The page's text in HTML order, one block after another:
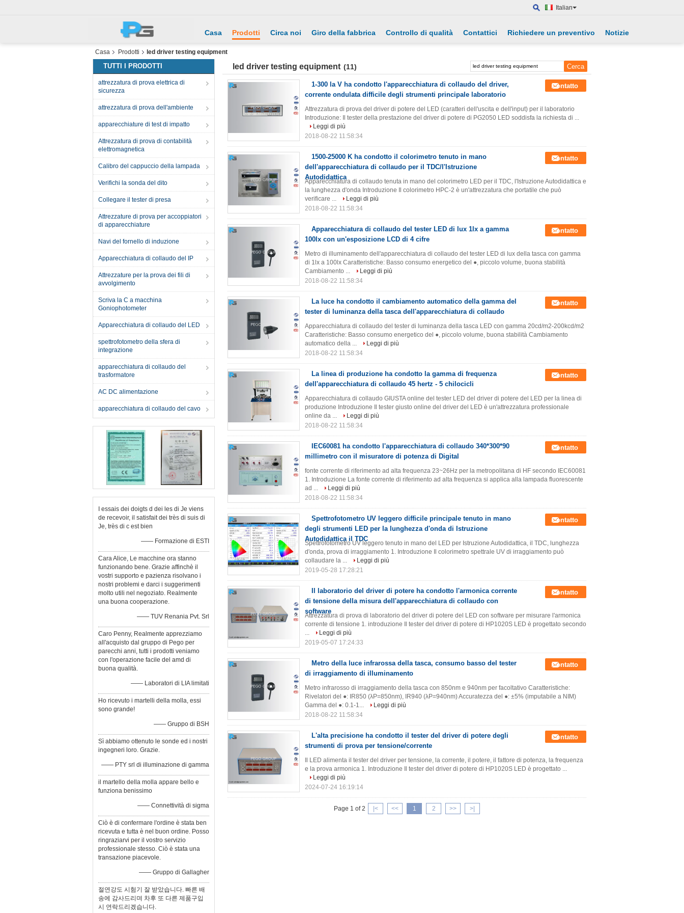
Italian
Casa Prodotti Circa noi Giro della fabbrica Controllo di qualità Contattici Richiedere un preventivo Notizie
Casa Prodotti led driver testing equipment
TUTTI I PRODOTTI
attrezzatura di prova elettrica di
sicurezza
attrezzatura di prova dell'ambiente
apparecchiature di test di impatto
Attrezzatura di prova di contabilità
elettromagnetica
Calibro del cappuccio della lampada
Verifichi la sonda del dito
Collegare il tester di presa
Attrezzature di prova per accoppiatori
di apparecchiature
Navi del fornello di induzione
Apparecchiatura di collaudo del IP
Attrezzature per la prova dei fili di
avvolgimento
Scriva la C a macchina
Goniophotometer
Apparecchiatura di collaudo del LED
spettrofotometro della sfera di
integrazione
apparecchiatura di collaudo del
trasformatore
AC DC alimentazione
apparecchiatura di collaudo del cavo
I essais dei doigts d dei les di Je viens
de recevoir, il satisfait dei très di suis di
Je, très di c est bien
—— Formazione di ESTI
Cara Alice, Le macchine ora stanno
funzionando bene. Grazie affinchè il
vostri supporto e pazienza risolvano i
nostri problemi e darci i suggerimenti
molto utili nel negoziato. Realmente
una buona cooperazione.
—— TUV Renania Pvt. Srl
Caro Penny, Realmente apprezziamo
all'acquisto dal gruppo di Pego per
parecchi anni, tutti i prodotti veniamo
con l'operazione facile del amd di
buona qualità.
—— Laboratori di LIA limitati
Ho ricevuto i martelli della molla, essi
sono grande!
—— Gruppo di BSH
Sì abbiamo ottenuto le sonde ed i nostri
ingegneri loro. Grazie.
—— PTY srl di illuminazione di gamma
il martello della molla appare bello e
funziona benissimo
—— Connettività di sigma
Ciò è di confermare l'ordine è stata ben
ricevuta e tutta è nel buon ordine. Posso
ringraziarvi per il vostro servizio
professionale stesso. Ciò è stata una
transazione piacevole.
—— Gruppo di Gallagher
절연강도 시험기 잘 받았습니다. 빠른 배
송에 감사드리며 차후 또 다른 제품구입
시 연락드리겠습니다.
led driver testing equipment (11)
1-300 la V ha condotto l'apparecchiatura di collaudo del driver,
corrente ondulata difficile degli strumenti principale laboratorio
Contatto
Attrezzatura di prova del driver di potere del LED (caratteri dell'uscita e dell'input) per il laboratorio
Introduzione: Il tester della prestazione del driver di potere di PG2050 LED soddisfa la richiesta di ...
Leggi di più
2018-08-22 11:58:34
1500-25000 K ha condotto il colorimetro tenuto in mano
dell'apparecchiatura di collaudo per il TDC/l'Istruzione
Autodidattica
Contatto
Apparecchiatura di collaudo tenuta in mano del colorimetro LED per il TDC, l'Istruzione Autodidattica e
la lunghezza d'onda Introduzione Il colorimetro HPC-2 è un'attrezzatura che portatile che può
verificare ...
Leggi di più
2018-08-22 11:58:34
Apparecchiatura di collaudo del tester LED di lux 1lx a gamma
100lx con un'esposizione LCD di 4 cifre
Contatto
Metro di illuminamento dell'apparecchiatura di collaudo del tester LED di lux della tasca con gamma
di 1lx a 100lx Caratteristiche: Basso consumo energetico del ●, piccolo volume, buona stabilità
Cambiamento ...
Leggi di più
2018-08-22 11:58:34
La luce ha condotto il cambiamento automatico della gamma del
tester di luminanza della tasca dell'apparecchiatura di collaudo
Contatto
Apparecchiatura di collaudo del tester di luminanza della tasca LED con gamma 20cd/m2-200kcd/m2
Caratteristiche: Basso consumo energetico del ●, piccolo volume, buona stabilità Cambiamento
automatico della ...
Leggi di più
2018-08-22 11:58:34
La linea di produzione ha condotto la gamma di frequenza
dell'apparecchiatura di collaudo 45 hertz - 5 chilocicli
Contatto
Apparecchiatura di collaudo GIUSTA online del tester LED del driver di potere del LED per la linea di
produzione Introduzione Il tester giusto online del driver del LED è un'attrezzatura professionale
online da ...
Leggi di più
2018-08-22 11:58:34
IEC60081 ha condotto l'apparecchiatura di collaudo 340*300*90
millimetro con il misuratore di potenza di Digital
Contatto
fonte corrente di riferimento ad alta frequenza 23~26Hz per la metropolitana di HF secondo IEC60081
1. Introduzione La fonte corrente di riferimento ad alta frequenza si applica alla lampada fluorescente
ad ...
Leggi di più
2018-08-22 11:58:34
Spettrofotometro UV leggero difficile principale tenuto in mano
degli strumenti LED per la lunghezza d'onda di Istruzione
Autodidattica il TDC
Contatto
Spettrofotometro UV leggero tenuto in mano del LED per Istruzione Autodidattica, il TDC, lunghezza
d'onda, prova di irraggiamento 1. Introduzione Il colorimetro spettrale UV di irraggiamento può
collaudare la ...
Leggi di più
2019-05-28 17:28:21
Il laboratorio del driver di potere ha condotto l'armonica corrente
di tensione della misura dell'apparecchiatura di collaudo con
software
Contatto
Attrezzatura di prova di laboratorio del driver di potere del LED con software per misurare l'armonica
corrente di tensione 1. introduzione Il tester del driver di potere di HP1020S LED è progettato secondo
...
Leggi di più
2019-05-07 17:24:33
Metro della luce infrarossa della tasca, consumo basso del tester
di irraggiamento di illuminamento
Contatto
Metro infrarosso di irraggiamento della tasca con 850nm e 940nm per facoltativo Caratteristiche:
Rivelatori del ●: IR850 (λP=850nm), IR940 (λP=940nm) Accuratezza del ●: ±5% (imputabile a NIM)
Gamma del ●: 0.1-1...
Leggi di più
2018-08-22 11:58:34
L'alta precisione ha condotto il tester del driver di potere degli
strumenti di prova per tensione/corrente
Contatto
Il LED alimenta il tester del driver per tensione, la corrente, il potere, il fattore di potenza, la frequenza
e la prova armonica 1. Introduzione Il tester del driver di potere di HP1020S LED è progettato ...
Leggi di più
2024-07-24 16:19:14
Page 1 of 2 |< << 1 2 >> >|